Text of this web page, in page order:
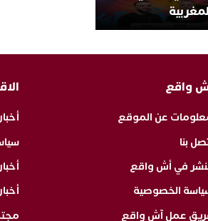
واقع
عن الموقع
بنا
في أش واقع
الخصوصية
عمل آش واقع